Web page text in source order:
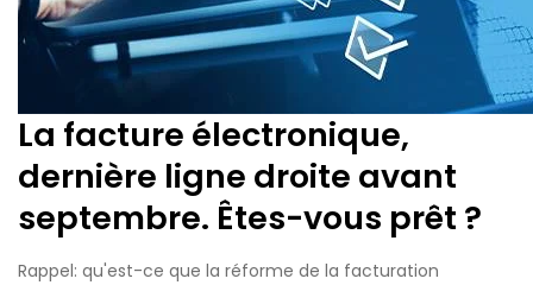
La facture électronique,
dernière ligne droite avant
septembre. Êtes-vous prêt ?
Rappel: qu'est-ce que la réforme de la facturation